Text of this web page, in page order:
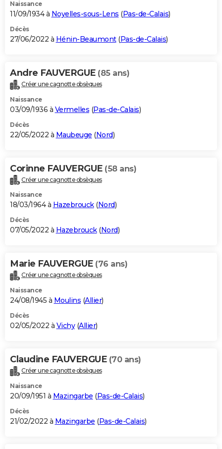
Naissance
11/09/1934 à Noyelles-sous-Lens (Pas-de-Calais)
Décès
27/06/2022 à Hénin-Beaumont(Pas-de-Calais)
Andre FAUVERGUE (85 ans)
Créer une cagnotte obsèques
Naissance
03/09/1936 à Vermelles (Pas-de-Calais)
Décès
22/05/2022 à Maubeuge (Nord)
Corinne FAUVERGUE (58 ans)
Créer une cagnotte obsèques
Naissance
18/03/1964 à Hazebrouck(Nord)
Décès
07/05/2022 à Hazebrouck(Nord)
Marie FAUVERGUE (76 ans)
Créer une cagnotte obsèques
Naissance
24/08/1945 à Moulins (Allier)
Décès
02/05/2022 à Vichy(Allier)
Claudine FAUVERGUE (70 ans)
Créer une cagnotte obsèques
Naissance
20/09/1951 à Mazingarbe (Pas-de-Calais)
Décès
21/02/2022 à Mazingarbe (Pas-de-Calais)